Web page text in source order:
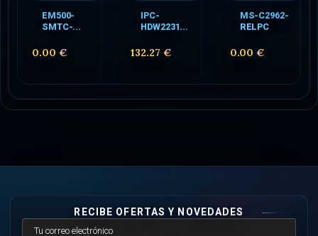
EM500-
SMTC-...
0.00 €
IPC-
HDW2231...
132.27 €
MS-C2962-
RELPC
0.00 €
RECIBE OFERTAS Y NOVEDADES